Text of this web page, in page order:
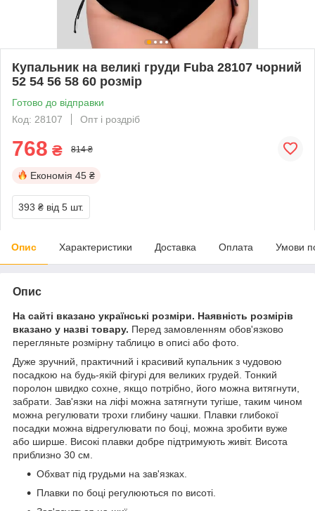
Купальник на великі груди Fuba 28107 чорний
52 54 56 58 60 розмір
Готово до відправки
Код: 28107
Опт і роздріб
768 ₴ 814 ₴
Економія 45 ₴
393 ₴ від 5 шт.
Опис Характеристики Доставка Оплата Умови
Опис
На сайті вказано українські розміри. Наявність розмірів
вказано у назві товару. Перед замовленням обов'язково
перегляньте розмірну таблицю в описі або фото.
Дуже зручний, практичний і красивий купальник з чудовою
посадкою на будь-якій фігурі для великих грудей. Тонкий
поролон швидко сохне, якщо потрібно, його можна витягнути,
забрати. Зав'язки на ліфі можна затягнути тугіше, таким чином
можна регулювати трохи глибину чашки. Плавки глибокої
посадки можна відрегулювати по боці, можна зробити вуже
або ширше. Високі плавки добре підтримують живіт. Висота
приблизно 30 см.
Обхват під грудьми на зав'язках.
Плавки по боці регулюються по висоті.